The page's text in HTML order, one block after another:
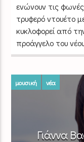
ενώνουν τις
τρυφερό ντουέτο
κυκλοφορεί από
προάγγελο του
μουσική νέα
Γιάννα